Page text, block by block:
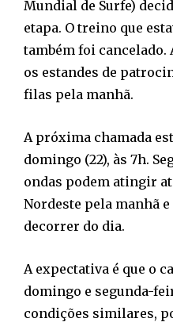
Mundial de Surfe)
etapa. O treino que
também foi cancelado.
os estandes de
filas pela manhã.
A próxima chamada
domingo (22), às 7h.
ondas podem atingir
Nordeste pela manhã
decorrer do dia.
A expectativa é que o
domingo e segunda-
condições similares,